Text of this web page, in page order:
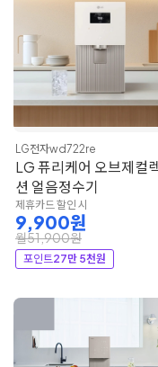
LG전자wd722re
LG 퓨리케어 오브제컬
션 얼음정수기
제휴카드 할인 시
9,900원
월51,900원
포인트27만 5천원